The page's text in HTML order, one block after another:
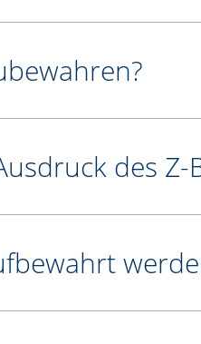
des